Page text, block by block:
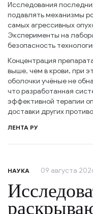
Исследования
подавлять механизмы
самых агрессивных
Эксперименты на
безопасность
Концентрация
выше, чем в крови, при
оболочки учёные не
что разработанная
эффективной терапии
доставки других
ЛЕНТА РУ
НАУКА 09 августа